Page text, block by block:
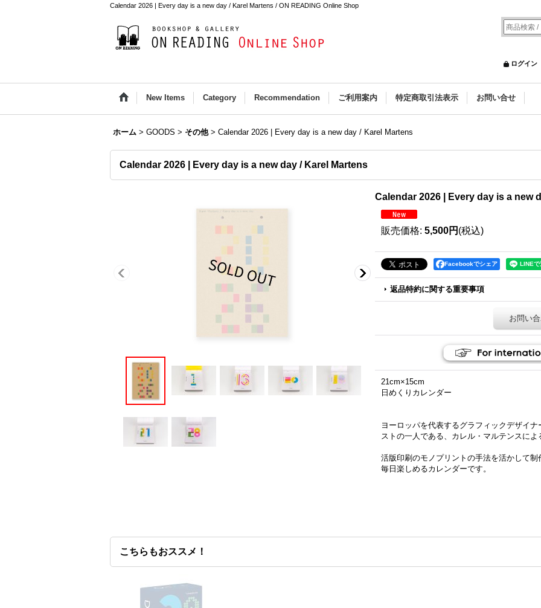
Calendar 2026 | Every day is a new day / Karel Martens / ON READING Online Shop
ログイン
New Items Category Recommendation ご利用案内 特定商取引法表示 お問い合せ
ホーム > GOODS > その他 > Calendar 2026 | Every day is a new day / Karel Martens
Calendar 2026 | Every day is a new day / Karel Martens
Calendar 2026 | Every day is a new
販売価格: 5,500円 (税込)
Facebookでシェア
返品特約に関する重要事項
お問い
21cm×15cm
日めくりカレンダー
ヨーロッパを代表するグラフィックデザイ
ストの一人である、カレル・マルテンスに
活版印刷のモノプリントの手法を活かして
毎日楽しめるカレンダーです。
こちらもおススメ！